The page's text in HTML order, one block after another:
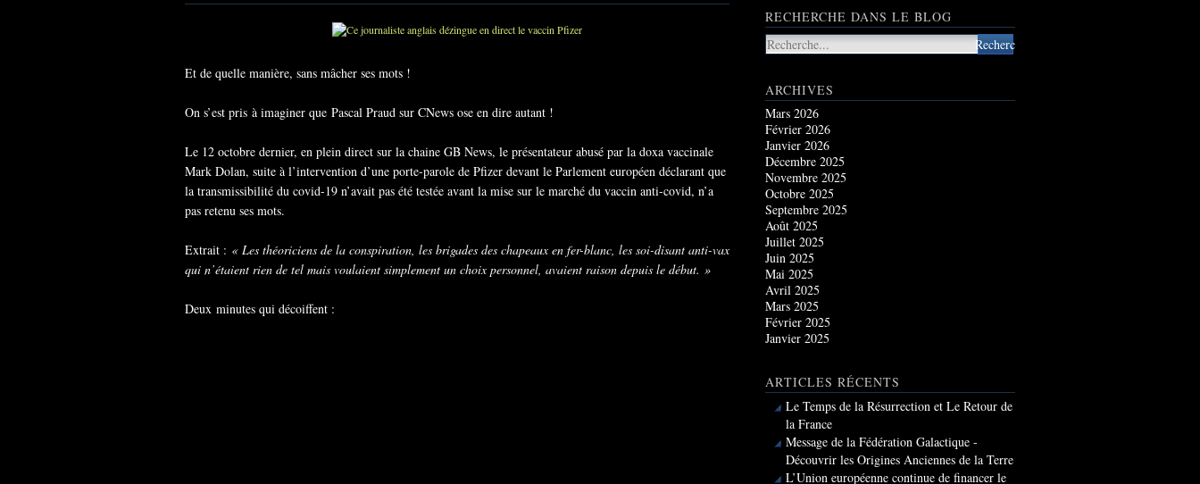
Et de quelle manière, sans mâcher ses mots !
On s’est pris à imaginer que Pascal Praud sur CNews ose en dire autant !
Le 12 octobre dernier, en plein direct sur la chaine GB News, le présentateur abusé par la doxa vaccinale
Mark Dolan, suite à l’intervention d’une porte-parole de Pfizer devant le Parlement européen déclarant que
la transmissibilité du covid-19 n’avait pas été testée avant la mise sur le marché du vaccin anti-covid, n’a
pas retenu ses mots.
Extrait : « Les théoriciens de la conspiration, les brigades des chapeaux en fer-blanc, les soi-disant anti-vax
qui n’étaient rien de tel mais voulaient simplement un choix personnel, avaient raison depuis le début. »
Deux minutes qui décoiffent :
RECHERCHE DANS LE BLOG
ARCHIVES
Mars 2026
Février 2026
Janvier 2026
Décembre 2025
Novembre 2025
Octobre 2025
Septembre 2025
Août 2025
Juillet 2025
Juin 2025
Mai 2025
Avril 2025
Mars 2025
Février 2025
Janvier 2025
ARTICLES RÉCENTS
Le Temps de la Résurrection et Le Retour de
la France
Message de la Fédération Galactique -
Découvrir les Origines Anciennes de la Terre
L’Union européenne continue de financer le